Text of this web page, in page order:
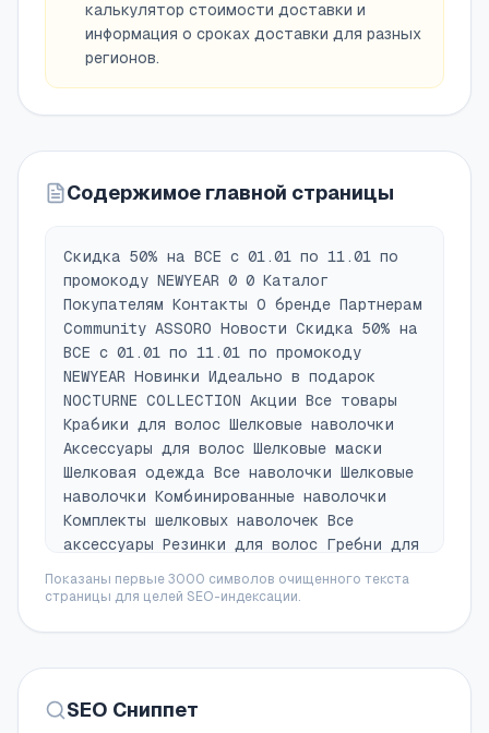
калькулятор стоимости доставки и
информация о сроках доставки для разных
регионов.
Содержимое главной страницы
Скидка 50% на ВСЕ с 01.01 по 11.01 по
промокоду NEWYEAR 0 0 Каталог
Покупателям Контакты О бренде Партнерам
Community ASSORO Новости Скидка 50% на
ВСЕ с 01.01 по 11.01 по промокоду
NEWYEAR Новинки Идеально в подарок
NOCTURNE COLLECTION Акции Все товары
Крабики для волос Шелковые наволочки
Аксессуары для волос Шелковые маски
Шелковая одежда Все наволочки Шелковые
наволочки Комбинированные наволочки
Комплекты шелковых наволочек Все
аксессуары Резинки для волос Гребни для
Доставка и оплата Обмен и возврат FAQ
Активировать Заказы, оформленные с
Показаны первые 3000 символов очищенного текста
страницы для целей SEO-индексации.
SEO Сниппет